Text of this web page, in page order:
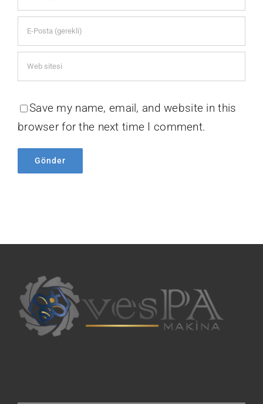
Save my name, email, and website in this
browser for the next time I comment.